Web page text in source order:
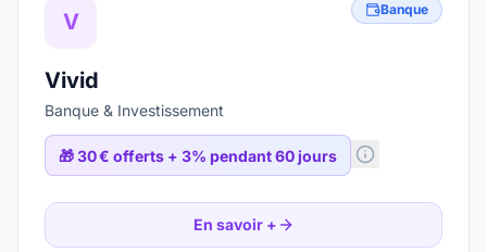
V Banque
Vivid
Banque & Investissement
🎁30 € offerts + 3% pendant 60 jours
En savoir +